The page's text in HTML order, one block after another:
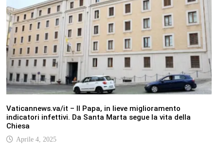
Vaticannews.va/it – Il Papa, in lieve miglioramento
indicatori infettivi. Da Santa Marta segue la vita della
Chiesa
Aprile 4, 2025